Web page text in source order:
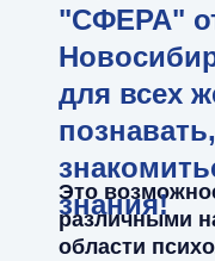
Это
различными
области
"СФЕРА"
для всех
знания!